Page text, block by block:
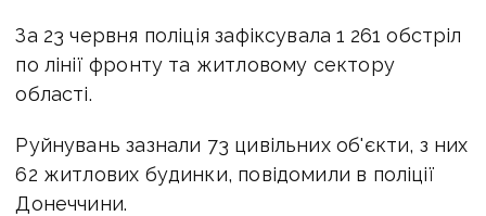
За 23 червня поліція зафіксувала 1 261 обстріл
по лінії фронту та житловому сектору
області.
Руйнувань зазнали 73 цивільних об'єкти, з них
62 житлових будинки, повідомили в поліції
Донеччини.